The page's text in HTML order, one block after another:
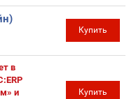
Купить
в
и
Купить